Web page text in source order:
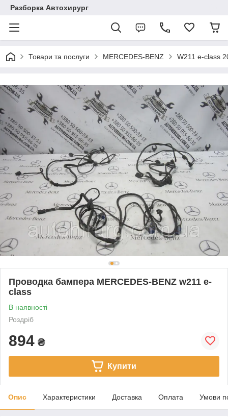
Разборка Автохирург
Товари та послуги MERCEDES-BENZ W211 e-class
Проводка бампера MERCEDES-BENZ w211 e-
class
В наявності
Роздріб
894 ₴
Купити
Опис Характеристики Доставка Оплата Умови